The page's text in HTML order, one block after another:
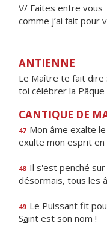
V/ Faites entre vous
comme j’ai fait pour
ANTIENNE
Le Maître te fait dire
toi célébrer la
CANTIQUE DE
47 Mon âme exalte le
exulte mon esprit en
48 Il s'est penché sur
désormais, tous les
49 Le Puissant fit
Saint est son nom !